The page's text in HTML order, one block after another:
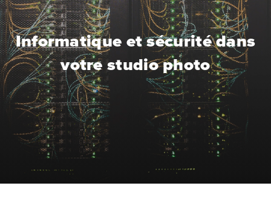
Informatique et sécurité dans
votre studio photo